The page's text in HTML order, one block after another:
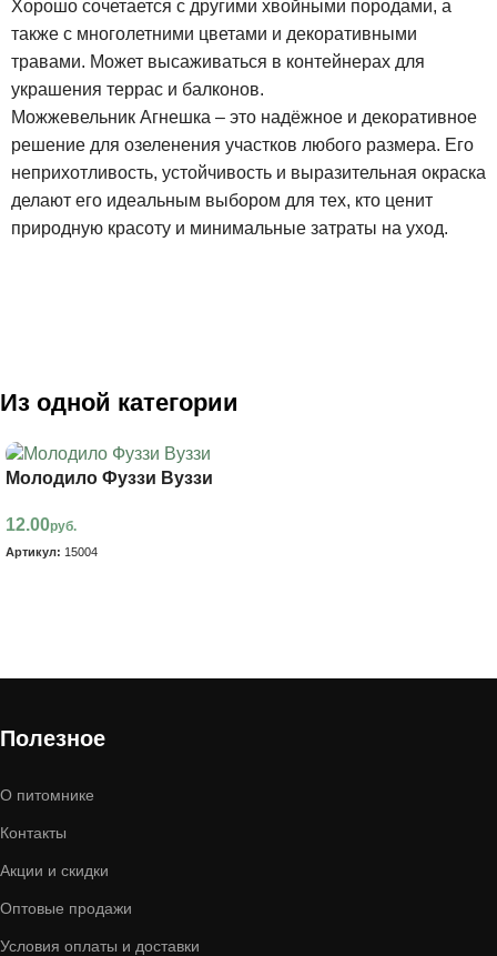
Хорошо сочетается с другими хвойными породами, а
также с многолетними цветами и декоративными
травами. Может высаживаться в контейнерах для
украшения террас и балконов.
Можжевельник Агнешка – это надёжное и декоративное
решение для озеленения участков любого размера. Его
неприхотливость, устойчивость и выразительная окраска
делают его идеальным выбором для тех, кто ценит
природную красоту и минимальные затраты на уход.
Из одной категории
Молодило Фуззи Вуззи
12.00руб.
Артикул: 15004
Полезное
О питомнике
Контакты
Акции и скидки
Оптовые продажи
Условия оплаты и доставки